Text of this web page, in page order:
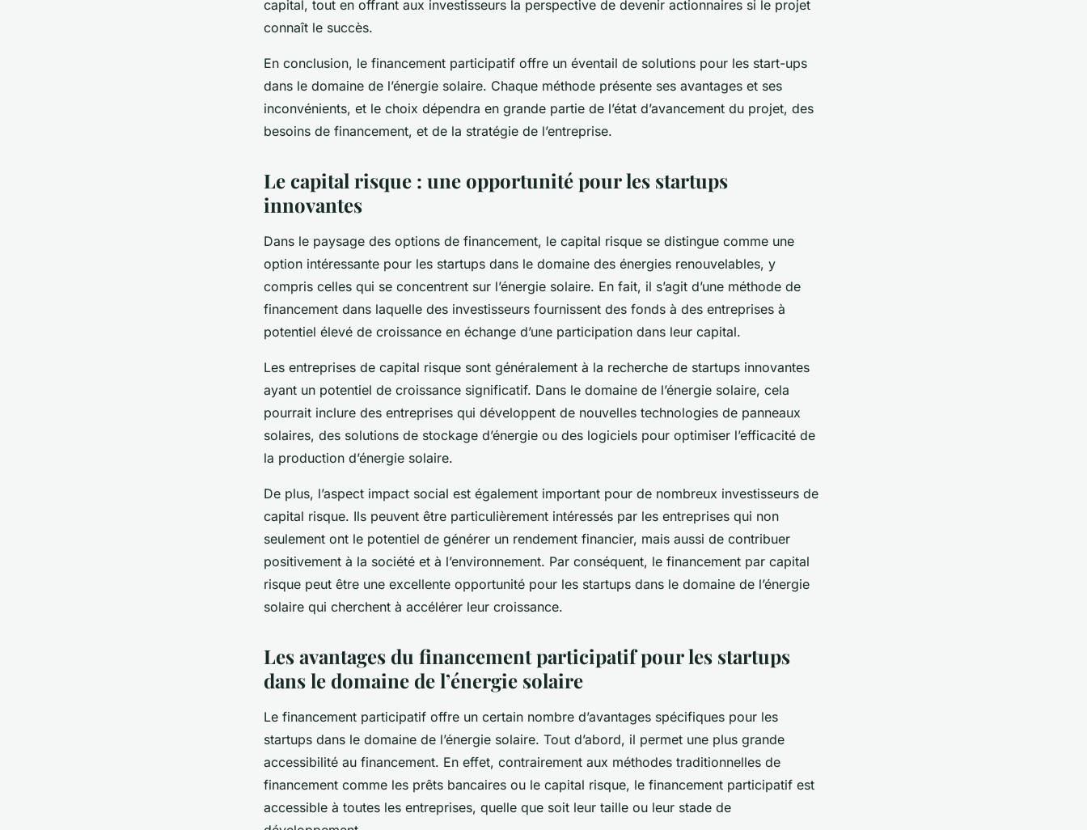
capital, tout en offrant aux investisseurs la perspective de devenir actionnaires si le projet
connaît le succès.
En conclusion, le financement participatif offre un éventail de solutions pour les start-ups
dans le domaine de l’énergie solaire. Chaque méthode présente ses avantages et ses
inconvénients, et le choix dépendra en grande partie de l’état d’avancement du projet, des
besoins de financement, et de la stratégie de l’entreprise.
Le capital risque : une opportunité pour les startups
innovantes
Dans le paysage des options de financement, le capital risque se distingue comme une
option intéressante pour les startups dans le domaine des énergies renouvelables, y
compris celles qui se concentrent sur l’énergie solaire. En fait, il s’agit d’une méthode de
financement dans laquelle des investisseurs fournissent des fonds à des entreprises à
potentiel élevé de croissance en échange d’une participation dans leur capital.
Les entreprises de capital risque sont généralement à la recherche de startups innovantes
ayant un potentiel de croissance significatif. Dans le domaine de l’énergie solaire, cela
pourrait inclure des entreprises qui développent de nouvelles technologies de panneaux
solaires, des solutions de stockage d’énergie ou des logiciels pour optimiser l’efficacité de
la production d’énergie solaire.
De plus, l’aspect impact social est également important pour de nombreux investisseurs de
capital risque. Ils peuvent être particulièrement intéressés par les entreprises qui non
seulement ont le potentiel de générer un rendement financier, mais aussi de contribuer
positivement à la société et à l’environnement. Par conséquent, le financement par capital
risque peut être une excellente opportunité pour les startups dans le domaine de l’énergie
solaire qui cherchent à accélérer leur croissance.
Les avantages du financement participatif pour les startups
dans le domaine de l’énergie solaire
Le financement participatif offre un certain nombre d’avantages spécifiques pour les
startups dans le domaine de l’énergie solaire. Tout d’abord, il permet une plus grande
accessibilité au financement. En effet, contrairement aux méthodes traditionnelles de
financement comme les prêts bancaires ou le capital risque, le financement participatif est
accessible à toutes les entreprises, quelle que soit leur taille ou leur stade de